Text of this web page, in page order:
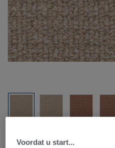
Voordat u start...